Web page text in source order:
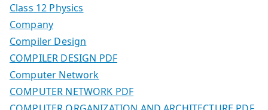
Class 12 Physics
Company
Compiler Design
COMPILER DESIGN PDF
Computer Network
COMPUTER NETWORK PDF